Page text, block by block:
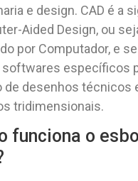
e design. CAD é a
Aided Design, ou
por Computador, e
softwares específicos
de desenhos técnicos
tridimensionais.
funciona o